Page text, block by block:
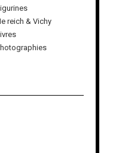
reich & Vichy